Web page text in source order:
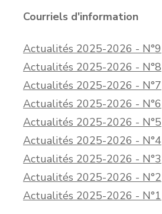
Courriels d'information
Actualités 2025-2026 - N°9
Actualités 2025-2026 - N°8
Actualités 2025-2026 - N°7
Actualités 2025-2026 - N°6
Actualités 2025-2026 - N°5
Actualités 2025-2026 - N°4
Actualités 2025-2026 - N°3
Actualités 2025-2026 - N°2
Actualités 2025-2026 - N°1